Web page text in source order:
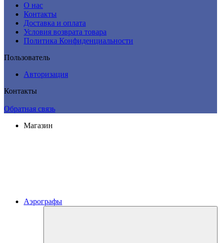
О нас
Контакты
Доставка и оплата
Условия возврата товара
Политика Конфиденциальности
Пользователь
Авторизация
Контакты
Обратная связь
Магазин
Аэрографы